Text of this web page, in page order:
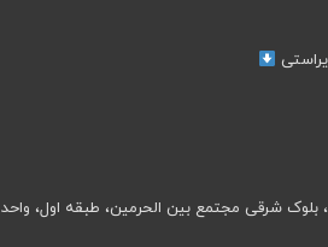
شرقی مجتمع بین الحرمین، طبقه اول، واحد ۷